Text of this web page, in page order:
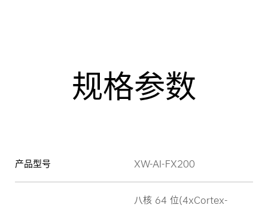
规格参数
产品型号 XW-AI-FX200
八核 64 位(4xCortex-